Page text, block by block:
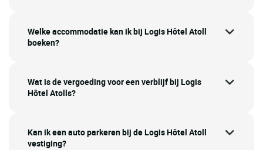
Welke accommodatie kan ik bij Logis Hôtel Atoll
boeken?
Wat is de vergoeding voor een verblijf bij Logis
Hôtel Atolls?
Kan ik een auto parkeren bij de Logis Hôtel Atoll
vestiging?